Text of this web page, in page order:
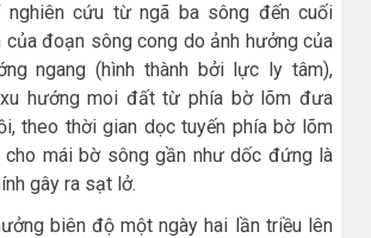
cứu từ ngã ba sông đến cuối
của đoạn sông cong do ảnh hưởng của
ngang (hình thành bởi lực ly tâm),
hướng moi đất từ phía bờ lõm đưa
theo thời gian dọc tuyến phía bờ lõm
mái bờ sông gần như dốc đứng là
gây ra sạt lở.
biên độ một ngày hai lần triều lên